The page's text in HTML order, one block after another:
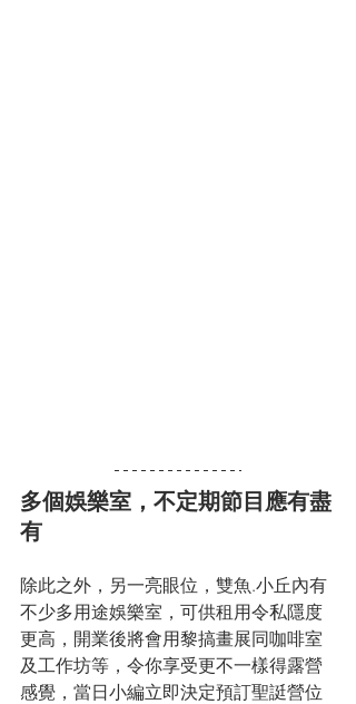
多個娛樂室，不定期節目應有盡
有
除此之外，另一亮眼位，雙魚.小丘內有
不少多用途娛樂室，可供租用令私隱度
更高，開業後將會用黎搞畫展同咖啡室
及工作坊等，令你享受更不一樣得露營
感覺，當日小編立即決定預訂聖誔營位